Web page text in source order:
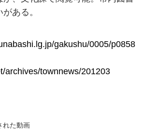
ある。
gakushu/0005/p0858
archives/townnews/201203
れた動画